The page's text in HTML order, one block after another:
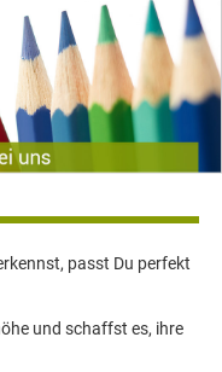
passt Du perfekt
und schaffst es, ihre